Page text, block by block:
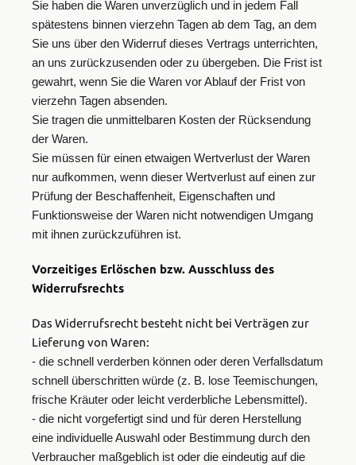
Sie haben die Waren unverzüglich und in jedem Fall
spätestens binnen vierzehn Tagen ab dem Tag, an dem
Sie uns über den Widerruf dieses Vertrags unterrichten,
an uns zurückzusenden oder zu übergeben. Die Frist ist
gewahrt, wenn Sie die Waren vor Ablauf der Frist von
vierzehn Tagen absenden.
Sie tragen die unmittelbaren Kosten der Rücksendung
der Waren.
Sie müssen für einen etwaigen Wertverlust der Waren
nur aufkommen, wenn dieser Wertverlust auf einen zur
Prüfung der Beschaffenheit, Eigenschaften und
Funktionsweise der Waren nicht notwendigen Umgang
mit ihnen zurückzuführen ist.
Vorzeitiges Erlöschen bzw. Ausschluss des
Widerrufsrechts
Das Widerrufsrecht besteht nicht bei Verträgen zur
Lieferung von Waren:
- die schnell verderben können oder deren Verfallsdatum
schnell überschritten würde (z. B. lose Teemischungen,
frische Kräuter oder leicht verderbliche Lebensmittel).
- die nicht vorgefertigt sind und für deren Herstellung
eine individuelle Auswahl oder Bestimmung durch den
Verbraucher maßgeblich ist oder die eindeutig auf die